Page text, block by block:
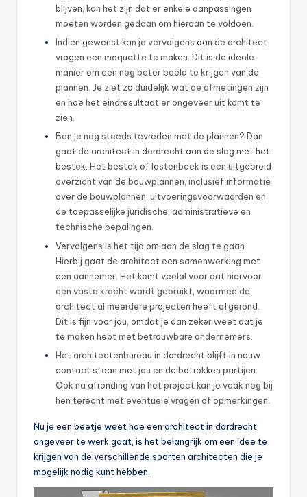
blijven, kan het zijn dat er enkele aanpassingen
moeten worden gedaan om hieraan te voldoen.
Indien gewenst kan je vervolgens aan de architect
vragen een maquette te maken. Dit is de ideale
manier om een nog beter beeld te krijgen van de
plannen. Je ziet zo duidelijk wat de afmetingen zijn
en hoe het eindresultaat er ongeveer uit komt te
zien.
Ben je nog steeds tevreden met de plannen? Dan
gaat de architect in dordrecht aan de slag met het
bestek. Het bestek of lastenboek is een uitgebreid
overzicht van de bouwplannen, inclusief informatie
over de bouwplannen, uitvoeringsvoorwaarden en
de toepasselijke juridische, administratieve en
technische bepalingen.
Vervolgens is het tijd om aan de slag te gaan.
Hierbij gaat de architect een samenwerking met
een aannemer. Het komt veelal voor dat hiervoor
een vaste kracht wordt gebruikt, waarmee de
architect al meerdere projecten heeft afgerond.
Dit is fijn voor jou, omdat je dan zeker weet dat je
te maken hebt met betrouwbare ondernemers.
Het architectenbureau in dordrecht blijft in nauw
contact staan met jou en de betrokken partijen.
Ook na afronding van het project kan je vaak nog bij
hen terecht met eventuele vragen of opmerkingen.
Nu je een beetje weet hoe een architect in dordrecht
ongeveer te werk gaat, is het belangrijk om een idee te
krijgen van de verschillende soorten architecten die je
mogelijk nodig kunt hebben.